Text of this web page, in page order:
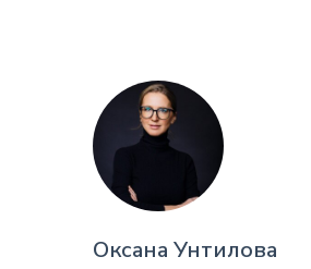
Оксана Унтилова